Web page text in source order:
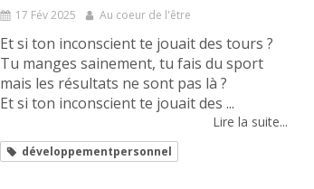
17 Fév 2025 Au coeur de l'être
Et si ton inconscient te jouait des tours ?
Tu manges sainement, tu fais du sport
mais les résultats ne sont pas là ?
Et si ton inconscient te jouait des ...
Lire la suite...
développementpersonnel